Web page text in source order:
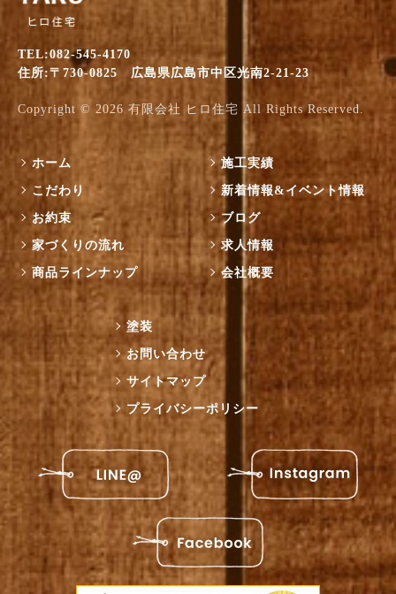
TEL:082-545-4170
住所:〒730-0825 広島県広島市中区光南2-21-23
Copyright © 2026 有限会社 ヒロ住宅 All Rights Reserved.
ホーム
こだわり
お約束
家づくりの流れ
商品ラインナップ
施工実績
新着情報&イベント情報
ブログ
求人情報
会社概要
塗装
お問い合わせ
サイトマップ
プライバシーポリシー